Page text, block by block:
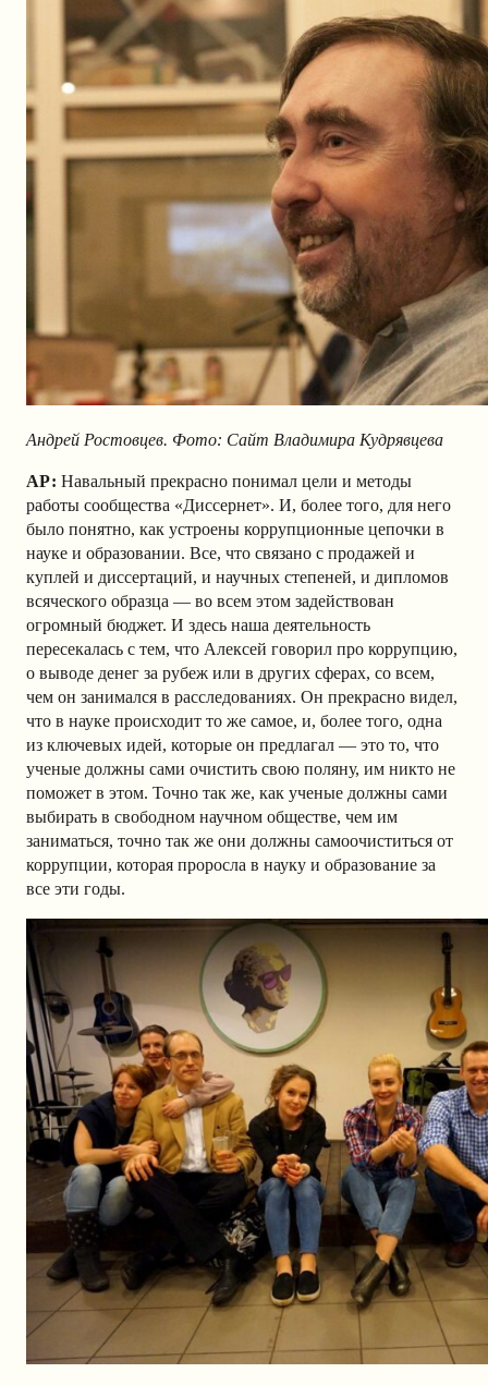
Андрей Ростовцев. Фото: Сайт Владимира Кудрявцева
АР: Навальный прекрасно понимал цели и методы
работы сообщества «Диссернет». И, более того, для него
было понятно, как устроены коррупционные цепочки в
науке и образовании. Все, что связано с продажей и
куплей и диссертаций, и научных степеней, и дипломов
всяческого образца — во всем этом задействован
огромный бюджет. И здесь наша деятельность
пересекалась с тем, что Алексей говорил про коррупцию,
о выводе денег за рубеж или в других сферах, со всем,
чем он занимался в расследованиях. Он прекрасно видел,
что в науке происходит то же самое, и, более того, одна
из ключевых идей, которые он предлагал — это то, что
ученые должны сами очистить свою поляну, им никто не
поможет в этом. Точно так же, как ученые должны сами
выбирать в свободном научном обществе, чем им
заниматься, точно так же они должны самоочиститься от
коррупции, которая проросла в науку и образование за
все эти годы.